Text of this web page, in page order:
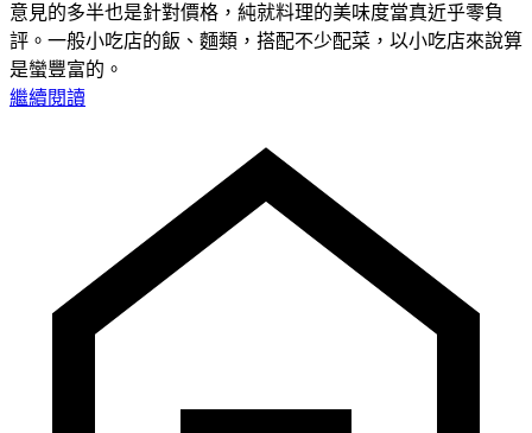
意見的多半也是針對價格，純就料理的美味度當真近乎零負
評。一般小吃店的飯、麵類，搭配不少配菜，以小吃店來說算
是蠻豐富的。
繼續閱讀